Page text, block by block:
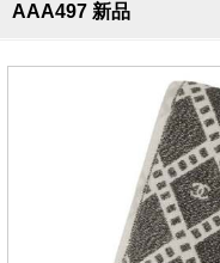
AAA497 新品